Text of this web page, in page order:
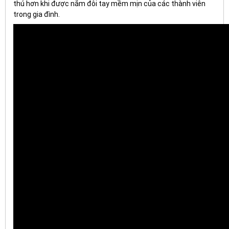
thú hơn khi được nắm đôi tay mềm mịn của các thành viên
trong gia đình.